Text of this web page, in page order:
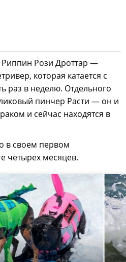
Риппин Рози Дроттар —
которая катается с
раз в неделю. Отдельного
пинчер Расти — он и
и сейчас находятся в
в своем первом
четырех месяцев.